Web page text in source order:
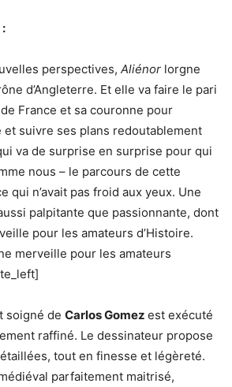
perspectives, Aliénor lorgne
d’Angleterre. Et elle va faire le pari
France et sa couronne pour
suivre ses plans redoutablement
va de surprise en surprise pour qui
nous – le parcours de cette
qui n’avait pas froid aux yeux. Une
palpitante que passionnante, dont
pour les amateurs d’Histoire.
merveille pour les amateurs
soigné de Carlos Gomez est exécuté
raffiné. Le dessinateur propose
tout en finesse et légèreté.
parfaitement maitrisé,